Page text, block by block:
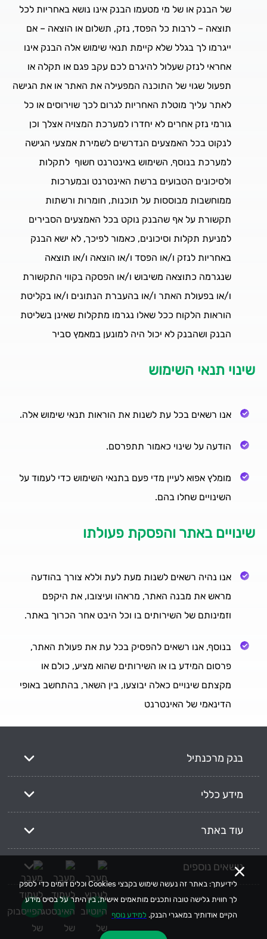
לידיעתך: באתר זה נעשה שימוש בקבצי Cookies וכלים דומים כדי לספק
לך חווית גלישה טובה ותכנים מותאמים אישית, בין היתר על בסיס מידע
הקיים אודותיך במאגרי הבנק. למידע נוסף
של הבנק או של מי מטעמו הבנק אינו נושא באחריות לכל
תוצאה – לרבות כל הפסד, נזק, תשלום או הוצאה – אם
ייגרמו לך בגלל שלא קיימת תנאי שימוש אלה הבנק אינו
אחראי לנזק שעלול להיגרם לכם עקב פגם או תקלה או
תפעול שגוי של התוכנה המפעילה את האתר או את הגישה
לאתר עליך מוטלת האחריות לגרום לכך שוירוסים או כל
גורמי נזק אחרים לא יחדרו למערכת המצויה אצלך וכן
לנקוט בכל האמצעים הנדרשים לשמירת אמצעי הגישה
למערכת בנוסף, השימוש באינטרנט חשוף לתקלות
ולסיכונים הטבועים ברשת האינטרנט ובמערכות
ממוחשבות מבוססות על תוכנות, חומרות ורשתות
תקשורת על אף שהבנק נוקט בכל האמצעים הסבירים
למניעת תקלות וסיכונים, כאמור לפיכך, לא ישא הבנק
באחריות לנזק ו/או הפסד ו/או הוצאה ו/או תוצאה
שנגרמה כתוצאה משיבוש ו/או הפסקה בקווי התקשורת
ו/או בפעולת האתר ו/או בהעברת הנתונים ו/או בקליטת
הוראות הלקוח ככל שאלו נגרמו מתקלות שאינן בשליטת
הבנק ושהבנק לא יכול היה למונען במאמץ סביר
שינוי תנאי השימוש
אנו רשאים בכל עת לשנות את הוראות תנאי שימוש אלה.
הודעה על שינוי כאמור תתפרסם.
מומלץ אפוא לעיין מדי פעם בתנאי השימוש כדי לעמוד על
השינויים שחלו בהם.
שינויים באתר והפסקת פעולתו
אנו נהיה רשאים לשנות מעת לעת וללא צורך בהודעה
מראש את מבנה האתר, מראהו ועיצובו, את היקפם
וזמינותם של השירותים בו וכל היבט אחר הכרוך באתר.
בנוסף, אנו רשאים להפסיק בכל עת את פעולת האתר,
פרסום המידע בו או השירותים שהוא מציע, כולם או
מקצתם שינויים כאלה יבוצעו, בין השאר, בהתחשב באופי
הדינאמי של האינטרנט
בנק מרכנתיל
מידע כללי
עוד באתר
נושאים נוספים